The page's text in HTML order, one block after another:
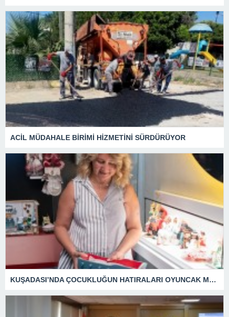
ACİL MÜDAHALE BİRİMİ HİZMETİNİ SÜRDÜRÜYOR
KUŞADASI’NDA ÇOCUKLUĞUN HATIRALARI OYUNCAK MÜZESİNDE HAYAT BULACAK